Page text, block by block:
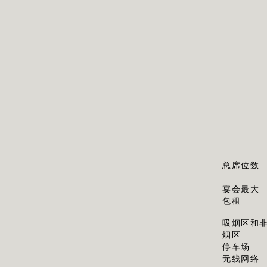
总席位数
宴会最大
包租
吸烟区和
烟区
停车场
无线网络